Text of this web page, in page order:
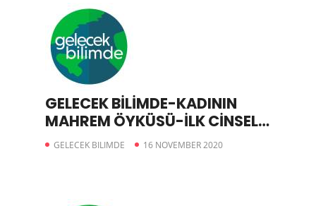
GELECEK BİLİMDE-KADININ
MAHREM ÖYKÜSÜ-İLK CİNSEL
DENEYİM
GELECEK BILIMDE 16 NOVEMBER 2020